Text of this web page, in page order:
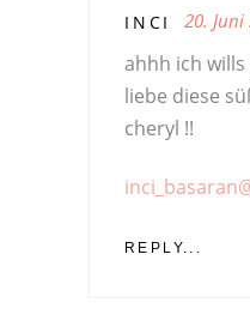
INCI 20. Juni
ahhh ich
liebe diese
cheryl !!
REPLY...